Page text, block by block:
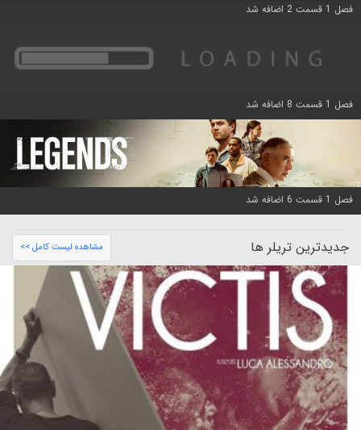
فصل 1 قسمت 2 اضافه شد
فصل 1 قسمت 8 اضافه شد
فصل 1 قسمت 6 اضافه شد
جدیدترین تریلر ها مشاهده لیست کامل >>